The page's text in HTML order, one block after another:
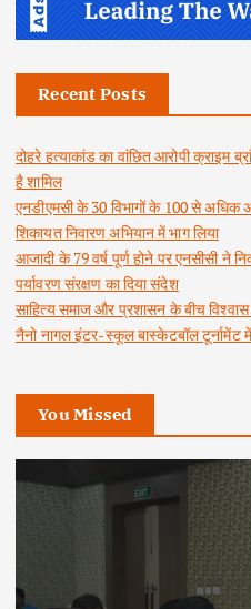
Recent Posts
दोहरे हत्याकांड का वांछित आरोपी क्राइम
है शामिल
एनडीएमसी के 30 विभागों के 100 से अधिक
शिकायत निवारण अभियान में भाग लिया
आजादी के 79 वर्ष पूर्ण होने पर एनसीसी ने
पर्यावरण संरक्षण का दिया संदेश
साहित्य समाज और प्रशासन के बीच
नैनो नागल इंटर-स्कूल बास्केटबॉल
You Missed